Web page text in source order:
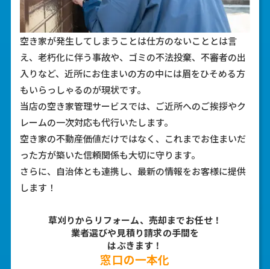
空き家が発生してしまうことは仕方のないこととは言
え、老朽化に伴う事故や、ゴミの不法投棄、不審者の出
入りなど、近所にお住まいの方の中には眉をひそめる方
もいらっしゃるのが現状です。
当店の空き家管理サービスでは、ご近所へのご挨拶やク
レームの一次対応も代行いたします。
空き家の不動産価値だけではなく、これまでお住まいだ
った方が築いた信頼関係も大切に守ります。
さらに、自治体とも連携し、最新の情報をお客様に提供
します！
草刈りからリフォーム、売却までお任せ！
業者選びや見積り請求の手間を
はぶきます！
窓口の一本化